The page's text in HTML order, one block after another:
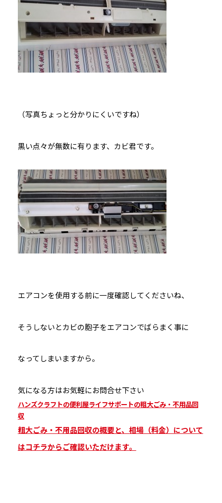
（写真ちょっと分かりにくいですね）
黒い点々が無数に有ります、カビ君です。
エアコンを使用する前に一度確認してくださいね、
そうしないとカビの胞子をエアコンでばらまく事に
なってしまいますから。
気になる方はお気軽にお問合せ下さい
ハンズクラフトの便利屋ライフサポートの粗大ごみ・不用品回
収
粗大ごみ・不用品回収の概要と、相場（料金）について
はコチラからご確認いただけます。